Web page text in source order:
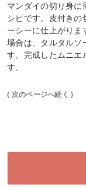
マンダイの切り身に
シピです。皮付きの
ーシーに仕上がりま
場合は、タルタルソ
す。完成したムニエ
す。
( 次のページへ続く )